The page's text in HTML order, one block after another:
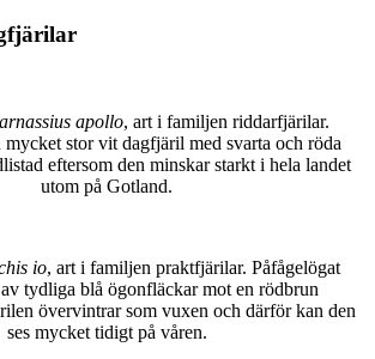
apollo, art i familjen riddarfjärilar.
stor vit dagfjäril med svarta och röda
eftersom den minskar starkt i hela landet
utom på Gotland.
io, art i familjen praktfjärilar. Påfågelögat
tydliga blå ögonfläckar mot en rödbrun
övervintrar som vuxen och därför kan den
ses mycket tidigt på våren.